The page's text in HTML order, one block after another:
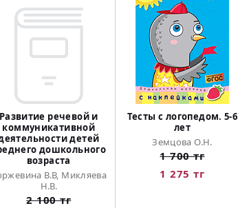
Развитие речевой и
коммуникативной
детей
дошкольного
возраста
В.В, Микляева
Н.В.
2 100 тг
Тесты с логопедом. 5-6
лет
Земцова О.Н.
1 700 тг
1 275 тг